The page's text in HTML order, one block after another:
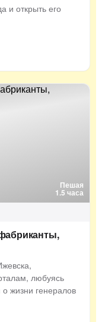
и открыть его
Пешая
1.5 часа
любуясь
жизни генералов